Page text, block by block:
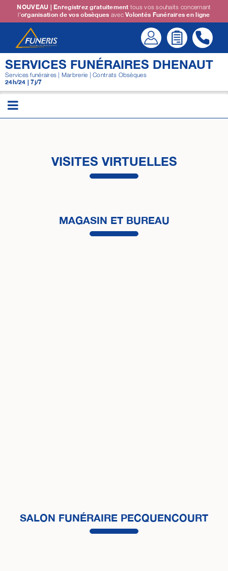
Passer
contenu
NOUVEAU | Enregistrez gratuitement tous vos souhaits concernant
l'organisation de vos obsèques avecVolontés Funéraires en ligne
SERVICES FUNÉRAIRES DHENAUT
Services funéraires | Marbrerie | Contrats Obsèques
24h/24 | 7j/7
VISITES VIRTUELLES
MAGASIN ET BUREAU
SALON FUNÉRAIRE PECQUENCOURT